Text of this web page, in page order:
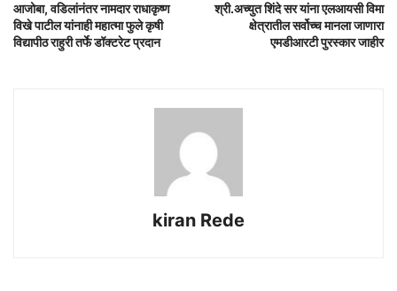
आजोबा, वडिलांनंतर नामदार राधाकृष्ण
विखे पाटील यांनाही महात्मा फुले कृषी
विद्यापीठ राहुरी तर्फे डॉक्टरेट प्रदान
श्री.अच्युत शिंदे सर यांना एलआयसी विमा
क्षेत्रातील सर्वोच्च मानला जाणारा
एमडीआरटी पुरस्कार जाहीर
kiran Rede